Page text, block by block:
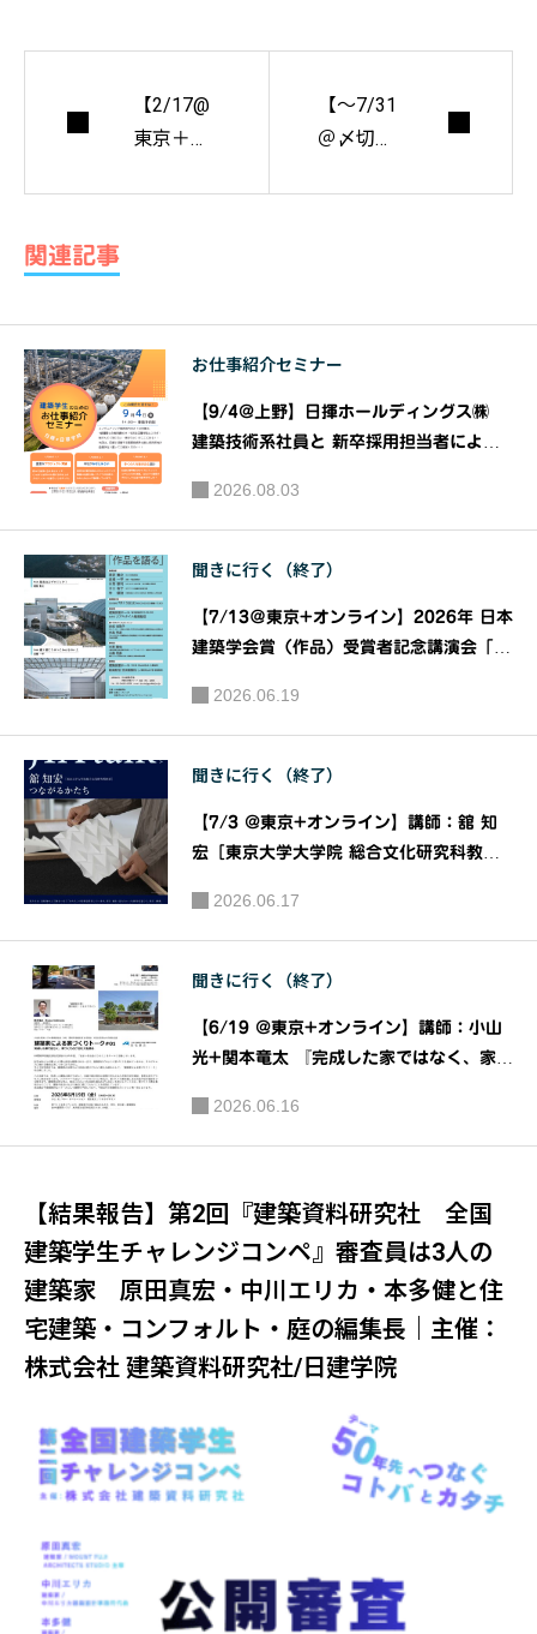
【2/17@
東京＋オ
取締役
神本豊秋
氏 他 『既
存ストッ
法適合化
の実務と
可能性』
［TAAFセ
ミナー］
一般社団
法人 東京
都建築士
事務所協
【～7/31
＠〆切】
ていま
す！』 ｜
主催：株
学院
関連記事
お仕事紹介セミナー
【9/4@上野】日揮ホールディングス㈱
建築技術系社員と 新卒採用担当者による
ー』｜共催：日揮ホールディングス株式会
社 株式会社建築資料研究社
2026.08.03
聞きに行く（終了）
【7/13＠東京+オンライン】2026年 日本
建築学会賞（作品）受賞者記念講演会「作
学会
2026.06.19
聞きに行く（終了）
【7/3 @東京+オンライン】講師：舘 知
宏［東京大学大学院 総合文化研究科教
6］｜主催：JIA関東甲信越支部 JIAトー
ク実行委員会
2026.06.17
聞きに行く（終了）
【6/19 @東京+オンライン】講師：小山
光+関本⻯太 『完成した家ではなく、家づ
づくりトーク＃01］｜公益社団法人 日本
建築家協会（JIA）関東甲信越支部 住宅部
2026.06.16
【結果報告】第2回『建築資料研究社 全国
建築学生チャレンジコンペ』審査員は3人の
建築家 原田真宏・中川エリカ・本多健と住
宅建築・コンフォルト・庭の編集長｜主催：
株式会社 建築資料研究社/日建学院